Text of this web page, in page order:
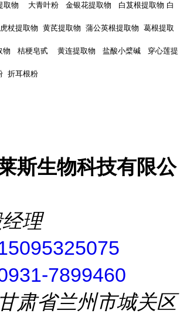
取物 大青叶粉 金银花提取物 白芨根提取物 白
杖提取物 黄芪提取物 蒲公英根提取物 葛根提取
物 桔梗皂甙 黄连提取物 盐酸小檗碱 穿心莲提
折耳根粉
斯生物科技有限公
理
7899460
肃省兰州市城关区